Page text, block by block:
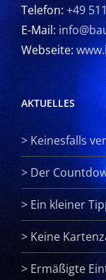
Telefon: +49
E-Mail:
Webseite:
AKTUELLES
> Keinesfalls
> Der
> Ein kleiner
> Keine
> Ermäßigte